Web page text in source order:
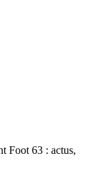
Foot 63 : actus,